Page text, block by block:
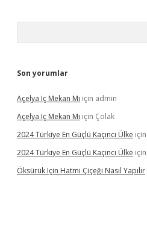
Son yorumlar
Açelya Iç Mekan Mı için admin
Açelya Iç Mekan Mı için Çolak
2024 Türkiye En Güçlü Kaçıncı Ülke için
2024 Türkiye En Güçlü Kaçıncı Ülke için
Öksürük Için Hatmi Çiçeği Nasıl Yapılır